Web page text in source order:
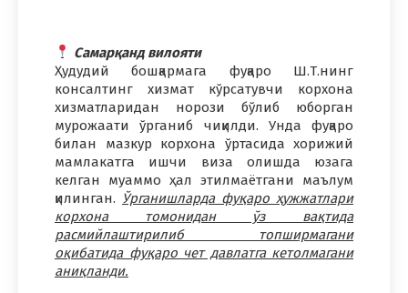
Самарқанд вилояти
Ҳудудий бошқармага фуқаро Ш.Т.нинг
консалтинг хизмат кўрсатувчи корхона
хизматларидан норози бўлиб юборган
мурожаати ўрганиб чиқилди. Унда фуқаро
билан мазкур корхона ўртасида хорижий
мамлакатга ишчи виза олишда юзага
келган муаммо ҳал этилмаётгани маълум
қилинган. Ўрганишларда фуқаро ҳужжатлари
корхона томонидан ўз вақтида
расмийлаштирилиб топширмагани
оқибатида фуқаро чет давлатга кетолмагани
аниқланди.